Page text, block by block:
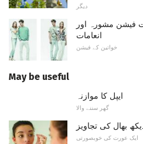
دیگر
فیشن مشورہ اور
انعامات
خواتین کے فیشن
May be useful
ایپل کا موازنہ
گھر سننے والا
بھال کی تجاویز
ایک عورت کی خوبصورتی